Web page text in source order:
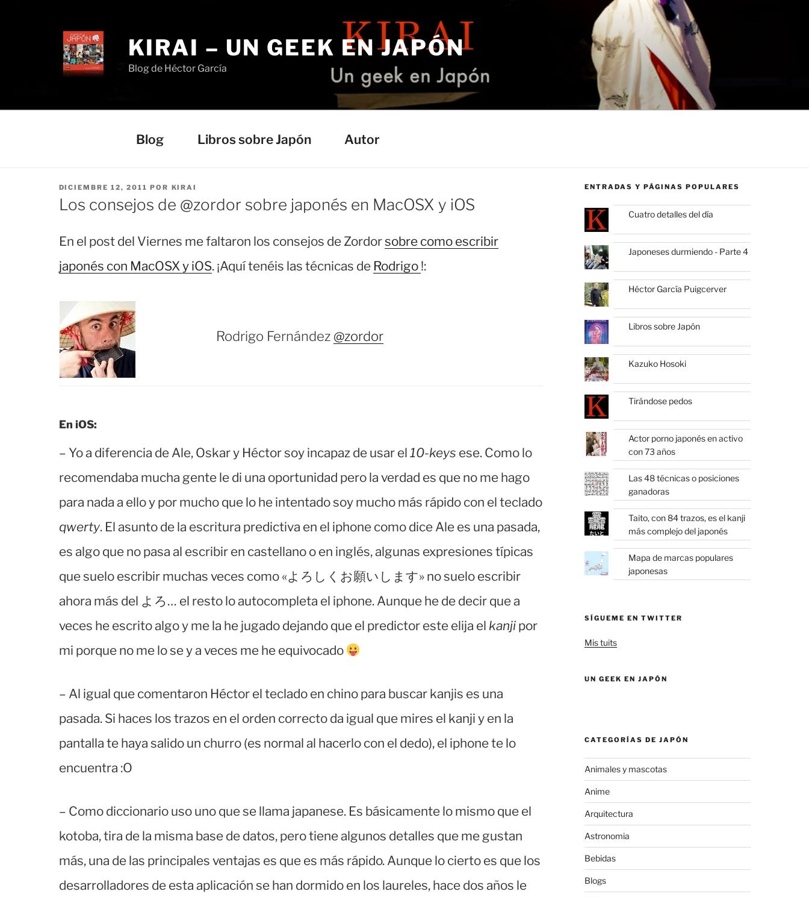
KIRAI – UN GEEK EN JAPÓN
Blog de Héctor García
Blog Libros sobre Japón Autor
PUBLICADO
EL
DICIEMBRE 12, 2011 POR KIRAI
Los consejos de @zordor sobre japonés en MacOSX y iOS
En el post del Viernes me faltaron los consejos de Zordorsobre como escribir
japonés con MacOSX y iOS. ¡Aquí tenéis las técnicas de Rodrigo !:
Rodrigo Fernández @zordor
En iOS:
– Yo a diferencia de Ale, Oskar y Héctor soy incapaz de usar el 10-keys ese. Como lo
recomendaba mucha gente le di una oportunidad pero la verdad es que no me hago
para nada a ello y por mucho que lo he intentado soy mucho más rápido con el teclado
qwerty. El asunto de la escritura predictiva en el iphone como dice Ale es una pasada,
es algo que no pasa al escribir en castellano o en inglés, algunas expresiones típicas
que suelo escribir muchas veces como «よろしくお願いします» no suelo escribir
ahora más del よろ… el resto lo autocompleta el iphone. Aunque he de decir que a
veces he escrito algo y me la he jugado dejando que el predictor este elija el kanjipor
mi porque no me lo se y a veces me he equivocado
– Al igual que comentaron Héctor el teclado en chino para buscar kanjis es una
pasada. Si haces los trazos en el orden correcto da igual que mires el kanji y en la
pantalla te haya salido un churro (es normal al hacerlo con el dedo), el iphone te lo
encuentra :O
– Como diccionario uso uno que se llama japanese. Es básicamente lo mismo que el
kotoba, tira de la misma base de datos, pero tiene algunos detalles que me gustan
más, una de las principales ventajas es que es más rápido. Aunque lo cierto es que los
desarrolladores de esta aplicación se han dormido en los laureles, hace dos años le
ENTRADAS Y PÁGINAS POPULARES
Cuatro detalles del día
Japoneses durmiendo - Parte 4
Héctor García Puigcerver
Libros sobre Japón
Kazuko Hosoki
Tirándose pedos
Actor porno japonés en activo
con 73 años
Las 48 técnicas o posiciones
ganadoras
Taito, con 84 trazos, es el kanji
más complejo del japonés
Mapa de marcas populares
japonesas
SÍGUEME EN TWITTER
Mis tuits
UN GEEK EN JAPÓN
CATEGORÍAS DE JAPÓN
Animales y mascotas
Anime
Arquitectura
Astronomia
Bebidas
Blogs